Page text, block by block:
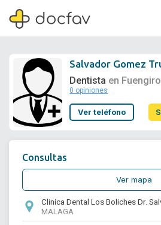
Soporte
Salvador Gomez
Dentista en
0 opiniones
Ver teléfono
Consultas
Ver mapa
Clinica Dental Los Boliches Dr.
MALAGA